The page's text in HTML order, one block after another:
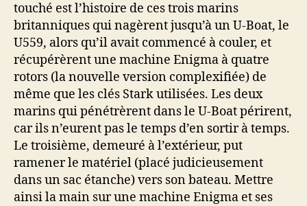
touché est l’histoire de ces trois marins
britanniques qui nagèrent jusqu’à un U-Boat, le
U559, alors qu’il avait commencé à couler, et
récupérèrent une machine Enigma à quatre
rotors (la nouvelle version complexifiée) de
même que les clés Stark utilisées. Les deux
marins qui pénétrèrent dans le U-Boat périrent,
car ils n’eurent pas le temps d’en sortir à temps.
Le troisième, demeuré à l’extérieur, put
ramener le matériel (placé judicieusement
dans un sac étanche) vers son bateau. Mettre
ainsi la main sur une machine Enigma et ses